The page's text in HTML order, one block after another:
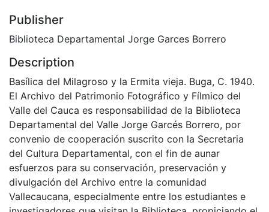
Publisher
Biblioteca Departamental Jorge Garces Borrero
Description
Basílica del Milagroso y la Ermita vieja. Buga, C. 1940.
El Archivo del Patrimonio Fotográfico y Fílmico del
Valle del Cauca es responsabilidad de la Biblioteca
Departamental del Valle Jorge Garcés Borrero, por
convenio de cooperación suscrito con la Secretaria
del Cultura Departamental, con el fin de aunar
esfuerzos para su conservación, preservación y
divulgación del Archivo entre la comunidad
Vallecaucana, especialmente entre los estudiantes e